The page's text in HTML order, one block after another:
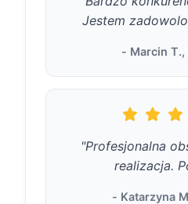
Jestem
- Marcin T.,
"Profesjonalna
realizacja.
- Katarzyna